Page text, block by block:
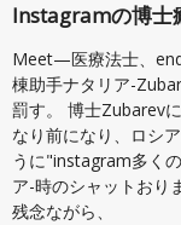
Instagramの博士
Meet—医療法士、
棟助手ナタリア-
罰す。 博士Zubarev
なり前になり、ロシ
うに"instagram多く
ア-時のシャットおり
残念ながら、